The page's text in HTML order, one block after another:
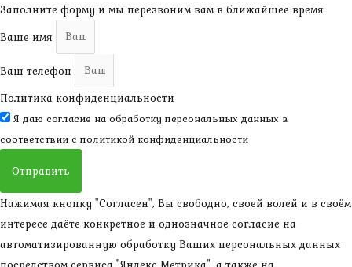
Заполните форму и мы перезвоним вам в ближайшее время
Ваше имя
Ваш телефон
Политика конфиденциальности
Я даю согласие на обработку персональных данных в
соответствии с политикой конфиденциальности
Отправить
Нажимая кнопку "Согласен", Вы свободно, своей волей и в своём
интересе даёте конкретное и однозначное согласие на
автоматизированную обработку Ваших персональных данных